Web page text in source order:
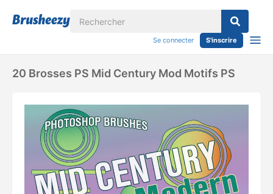
Se connecter S'inscrire
20 Brosses PS Mid Century Mod Motifs PS